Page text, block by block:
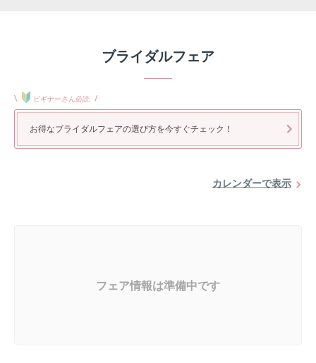
ブライダルフェア
\ ビギナーさん必読 /
お得なブライダルフェアの選び方を今すぐチェック！
カレンダーで表示
フェア情報は準備中です